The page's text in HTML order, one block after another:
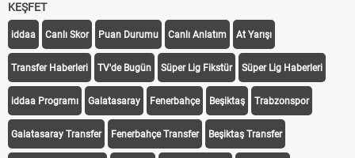
KEŞFET
iddaa Canlı Skor Puan Durumu Canlı Anlatım At Yarışı
Transfer Haberleri TV'de Bugün Süper Lig Fikstür Süper Lig Haberleri
iddaa Programı Galatasaray Fenerbahçe Beşiktaş Trabzonspor
Galatasaray Transfer Fenerbahçe Transfer Beşiktaş Transfer